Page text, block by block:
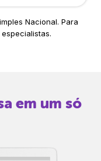
Nacional. Para
em um só